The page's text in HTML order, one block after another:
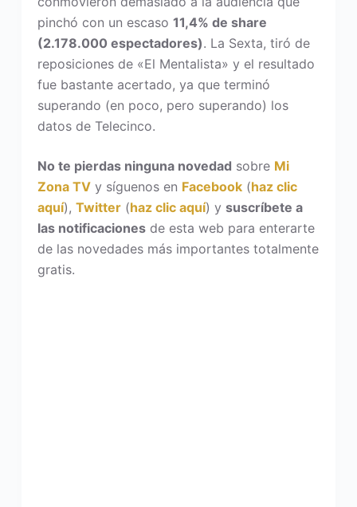
pinchó con un escaso 11,4% de share
(2.178.000 espectadores). La Sexta, tiró de
reposiciones de «El Mentalista» y el resultado
fue bastante acertado, ya que terminó
superando (en poco, pero superando) los
datos de Telecinco.
No te pierdas ninguna novedad sobre Mi
Zona TVy síguenos en Facebook(haz clic
aquí), Twitter(haz clic aquí) y suscríbete a
las notificacionesde esta web para enterarte
de las novedades más importantes totalmente
gratis.